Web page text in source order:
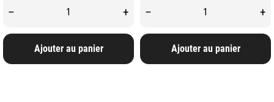
– +
Ajouter au panier
– +
Ajouter au panier